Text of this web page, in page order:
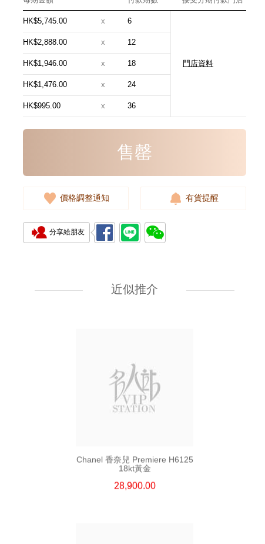
HK$5,745.00 x 6
門店資料
HK$2,888.00 x 12
HK$1,946.00 x 18
HK$1,476.00 x 24
HK$995.00 x 36
售罄
價格調整通知 有貨提醒
分享給朋友
近似推介
Chanel 香奈兒 Premiere H4412
108,000.00
35,000.00
Chanel 香奈兒 Premiere H6125
18kt黃金
28,900.00